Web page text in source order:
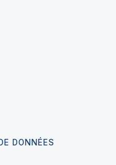
DONNÉES